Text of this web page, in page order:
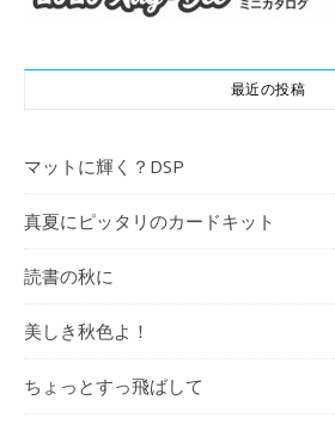
最近の投稿
マットに輝く？DSP
真夏にピッタリのカードキット
読書の秋に
美しき秋色よ！
ちょっとすっ飛ばして